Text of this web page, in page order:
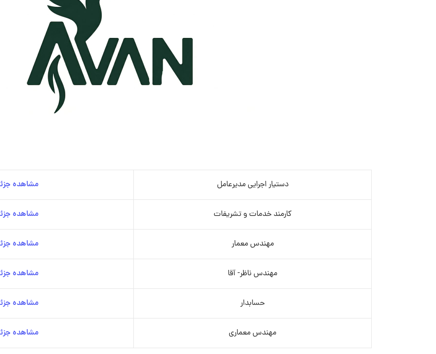
دستیار اجرایی مدیرعامل مشاهده
کارمند خدمات و تشریفات مشاهده
مهندس معمار مشاهده
مهندس ناظر- آقا مشاهده
حسابدار مشاهده
مهندس معماری مشاهده